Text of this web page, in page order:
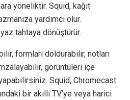
yöneliktir. Squid, kağıt
yardımcı olur.
tahtaya dönüştürür.
formları doldurabilir, notları
görüntüleri içe
Squid, Chromecast
bir akıllı TV’ye veya harici